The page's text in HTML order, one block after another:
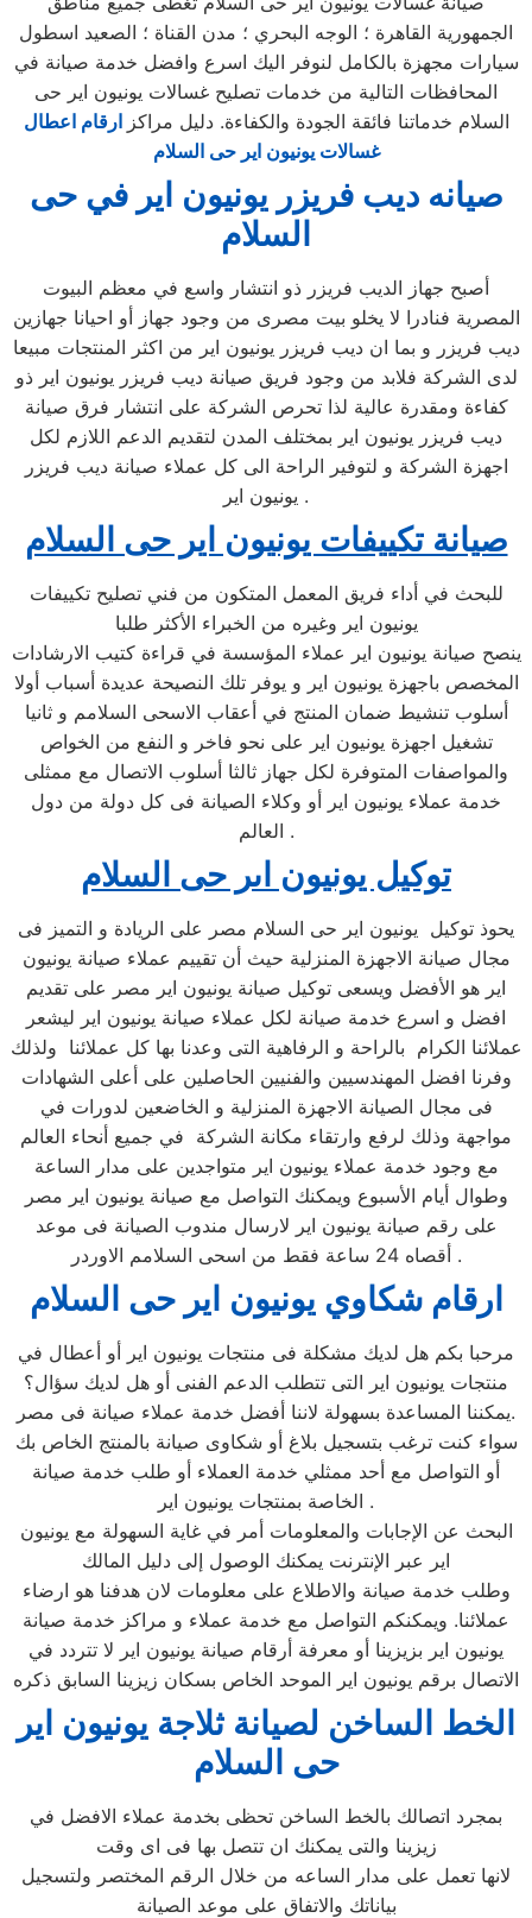
الجمهورية القاهرة ؛ الوجه البحري ؛ مدن القناة ؛ الصعيد اسطول
سيارات مجهزة بالكامل لنوفر اليك اسرع وافضل خدمة صيانة في
المحافظات التالية من خدمات تصليح غسالات يونيون اير حى
السلام خدماتنا فائقة الجودة والكفاءة. دليل مراكز ارقام اعطال
غسالات يونيون اير حى السلام
صيانه ديب فريزر يونيون اير في حى
السلام
أصبح جهاز الديب فريزر ذو انتشار واسع في معظم البيوت
المصرية فنادرا لا يخلو بيت مصرى من وجود جهاز أو احيانا جهازين
ديب فريزر و بما ان ديب فريزر يونيون اير من اكثر المنتجات مبيعا
لدى الشركة فلابد من وجود فريق صيانة ديب فريزر يونيون اير ذو
كفاءة ومقدرة عالية لذا تحرص الشركة على انتشار فرق صيانة
ديب فريزر يونيون اير بمختلف المدن لتقديم الدعم اللازم لكل
اجهزة الشركة و لتوفير الراحة الى كل عملاء صيانة ديب فريزر
يونيون اير .
صيانة تكييفات يونيون اير حى السلام
للبحث في أداء فريق المعمل المتكون من فني تصليح تكييفات
يونيون اير وغيره من الخبراء الأكثر طلبا
ينصح صيانة يونيون اير عملاء المؤسسة في قراءة كتيب الارشادات
المخصص باجهزة يونيون اير و يوفر تلك النصيحة عديدة أسباب أولا
أسلوب تنشيط ضمان المنتج في أعقاب الاسحى السلامم و ثانيا
تشغيل اجهزة يونيون اير على نحو فاخر و النفع من الخواص
والمواصفات المتوفرة لكل جهاز ثالثا أسلوب الاتصال مع ممثلى
خدمة عملاء يونيون اير أو وكلاء الصيانة فى كل دولة من دول
العالم .
توكيل يونيون اىر حى السلام
يحوذ توكيل يونيون اير حى السلام مصر على الريادة و التميز فى
مجال صيانة الاجهزة المنزلية حيث أن تقييم عملاء صيانة يونيون
اير هو الأفضل ويسعى توكيل صيانة يونيون اير مصر على تقديم
افضل و اسرع خدمة صيانة لكل عملاء صيانة يونيون اير ليشعر
عملائنا الكرام بالراحة و الرفاهية التى وعدنا بها كل عملائنا ولذلك
وفرنا افضل المهندسيين والفنيين الحاصلين على أعلى الشهادات
فى مجال الصيانة الاجهزة المنزلية و الخاضعين لدورات في
مواجهة وذلك لرفع وارتقاء مكانة الشركة في جميع أنحاء العالم
مع وجود خدمة عملاء يونيون اير متواجدين على مدار الساعة
وطوال أيام الأسبوع ويمكنك التواصل مع صيانة يونيون اير مصر
على رقم صيانة يونيون اير لارسال مندوب الصيانة فى موعد
أقصاه 24 ساعة فقط من اسحى السلامم الاوردر .
ارقام شكاوي يونيون اير حى السلام
مرحبا بكم هل لديك مشكلة فى منتجات يونيون اير أو أعطال في
منتجات يونيون اير التى تتطلب الدعم الفنى أو هل لديك سؤال؟
يمكننا المساعدة بسهولة لاننا أفضل خدمة عملاء صيانة فى مصر.
سواء كنت ترغب بتسجيل بلاغ أو شكاوى صيانة بالمنتج الخاص بك
أو التواصل مع أحد ممثلي خدمة العملاء أو طلب خدمة صيانة
الخاصة بمنتجات يونيون اير .
البحث عن الإجابات والمعلومات أمر في غاية السهولة مع يونيون
اير عبر الإنترنت يمكنك الوصول إلى دليل المالك
وطلب خدمة صيانة والاطلاع على معلومات لان هدفنا هو ارضاء
عملائنا. ويمكنكم التواصل مع خدمة عملاء و مراكز خدمة صيانة
يونيون اير بزيزينا أو معرفة أرقام صيانة يونيون اير لا تتردد في
الاتصال برقم يونيون اير الموحد الخاص بسكان زيزينا السابق ذكره
الخط الساخن لصيانة ثلاجة يونيون اير
حى السلام
بمجرد اتصالك بالخط الساخن تحظى بخدمة عملاء الافضل في
زيزينا والتى يمكنك ان تتصل بها فى اى وقت
لانها تعمل على مدار الساعه من خلال الرقم المختصر ولتسجيل
بياناتك والاتفاق على موعد الصيانة